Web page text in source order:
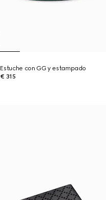
Estuche con GG y estampado
€ 315